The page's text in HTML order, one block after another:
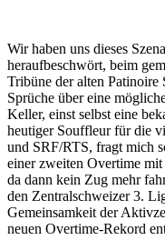
Wir haben uns dieses
heraufbeschwört, beim
Tribüne der alten
Sprüche über eine
Keller, einst selbst eine
heutiger Souffleur für die
und SRF/RTS, fragt mich
einer zweiten Overtime
da dann kein Zug mehr
den Zentralschweizer 3.
Gemeinsamkeit der
neuen Overtime-Rekord